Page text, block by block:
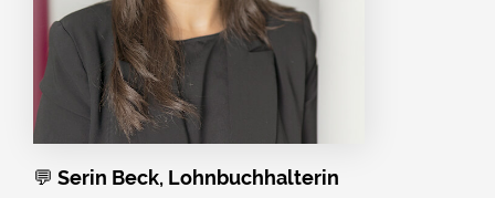
💬 Serin Beck, Lohnbuchhalterin